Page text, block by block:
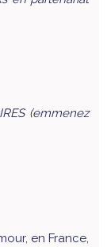
(emmenez
en France,